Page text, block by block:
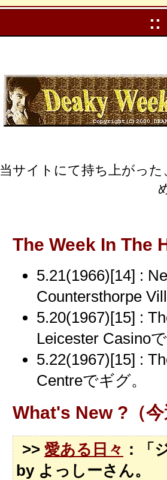
::
当サイトにて持ち上がっ
The Week In The
5.21(1966)[14] :
Countersthorpe
5.20(1967)[15] :
Leicester Casino
5.22(1967)[15] :
Centreでギグ。
What's New ?（
>> 愛ある日々 ：「
by よっしーさん。